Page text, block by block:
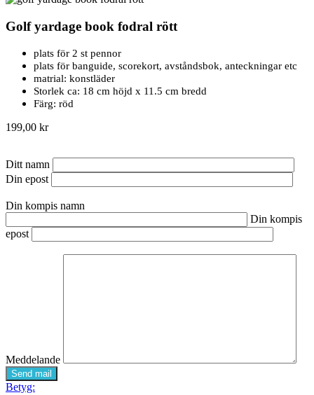
Golf yardage book fodral rött
plats för 2 st pennor
plats för banguide, scorekort, avståndsbok, anteckningar etc
matrial: konstläder
Storlek ca: 18 cm höjd x 11.5 cm bredd
Färg: röd
199,00 kr
Ditt namn
Din epost
Din kompis namn
Din kompis
epost
Meddelande
Send mail
Betyg: